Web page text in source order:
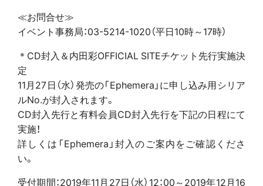
≪お問合せ≫
イベント事務局：03-5214-1020（平日10時～17時）
＊CD封入＆内田彩OFFICIAL SITEチケット先行実施決
定
11月27日（水）発売の「Ephemera」に申し込み用シリア
ルNo.が封入されます。
CD封入先行と有料会員CD封入先行を下記の日程にて
実施！
詳しくは「Ephemera」封入のご案内をご確認くださ
い。
受付期間：2019年11月27日（水）12：00～2019年12月16